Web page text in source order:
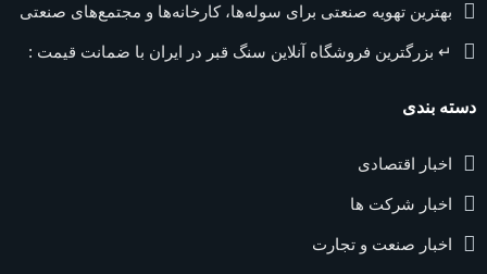
بهترین تهویه صنعتی برای سوله‌ها، کارخانه‌ها و مجتمع‌های صنعتی
↵ بزرگترین فروشگاه آنلاین سنگ قبر در ایران با ضمانت قیمت :
دسته بندی
اخبار اقتصادی
اخبار شرکت ها
اخبار صنعت و تجارت